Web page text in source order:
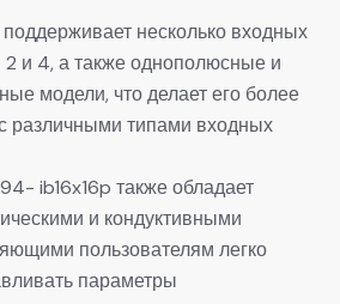
несколько входных
и 4, а также однополюсные и
модели, что делает его более
различными типами входных
ib16x16p также обладает
и кондуктивными
пользователям легко
параметры